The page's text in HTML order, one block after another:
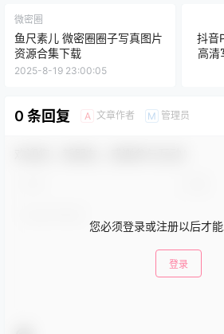
微密圈
鱼尺素儿 微密圈圈子写真图片
资源合集下载
2025-8-19 23:00:05
抖音
高清
0 条回复 A 文章作者 M 管理员
您必须登录或注册以后才
登录